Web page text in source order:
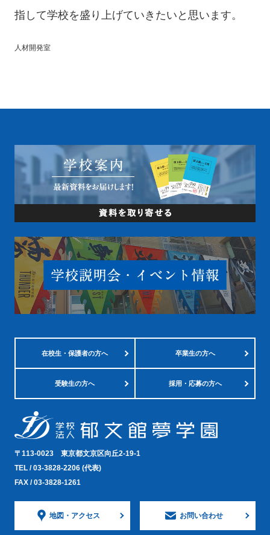
指して学校を盛り上げていきたいと思います。
人材開発室
在校生・保護者の方へ 卒業生の方へ
受験生の方へ 採用・応募の方へ
〒113-0023 東京都文京区向丘2-19-1
TEL /03-3828-2206 (代表)
FAX / 03-3828-1261
地図・ アクセス お問い合わせ